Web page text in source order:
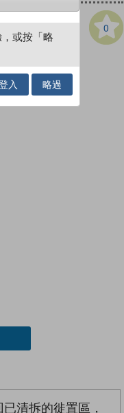
0
清拆的徙置區，
或按「略
入 略過